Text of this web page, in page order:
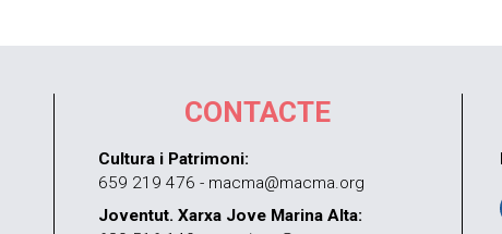
CONTACTE
Cultura i Patrimoni:
659 219 476 - macma@macma.org
Joventut. Xarxa Jove Marina Alta: